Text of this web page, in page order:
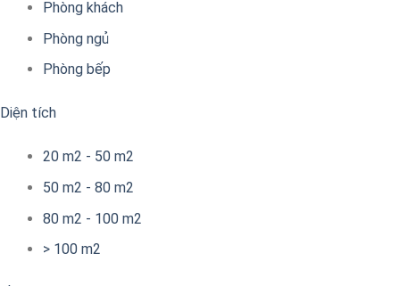
Phòng khách
Phòng ngủ
Phòng bếp
Diện tích
20 m2 - 50 m2
50 m2 - 80 m2
80 m2 - 100 m2
> 100 m2